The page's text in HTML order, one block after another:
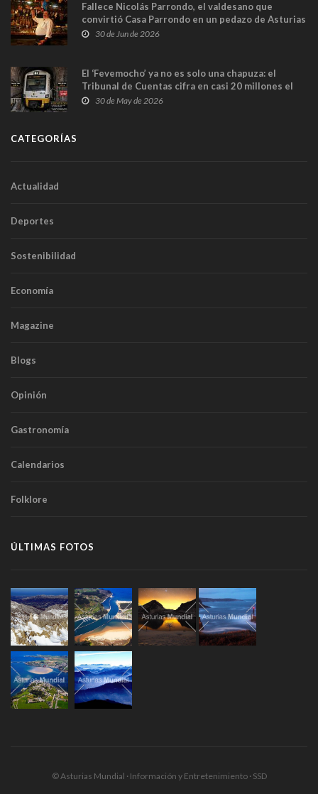
Fallece Nicolás Parrondo, el valdesano que
convirtió Casa Parrondo en un pedazo de Asturias
en Madrid
30 de Jun de 2026
El ‘Fevemocho’ ya no es solo una chapuza: el
Tribunal de Cuentas cifra en casi 20 millones el
sobrecoste de los trenes que no cabían por los
30 de May de 2026
CATEGORÍAS
Actualidad
Deportes
Sostenibilidad
Economía
Magazine
Blogs
Opinión
Gastronomía
Calendarios
Folklore
ÚLTIMAS FOTOS
© Asturias Mundial · Información y Entretenimiento · SSD